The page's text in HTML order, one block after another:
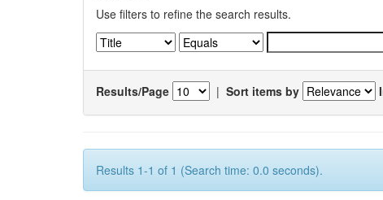
Use filters to refine the search results.
Results/Page | Sort items by
Results 1-1 of 1 (Search time: 0.0 seconds).